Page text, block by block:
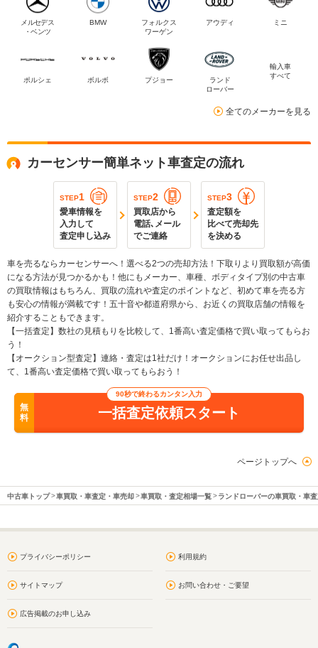
メルセデス
・ベンツ
BMW
フォルクス
ワーゲン
アウディ ミニ
ポルシェ ボルボ プジョー
ランド
ローバー
輸入車
すべて
全てのメーカーを見る
カーセンサー簡単ネット車査定の流れ
STEP1
愛車情報を
入力して
査定申し込み
STEP2
買取店から
電話､メール
でご連絡
STEP3
査定額を
比べて売却先
を決める
車を売るならカーセンサーへ！選べる2つの売却方法！下取りより買取額が高価
になる方法が見つかるかも！他にもメーカー、車種、ボディタイプ別の中古車
の買取情報はもちろん、買取の流れや査定のポイントなど、初めて車を売る方
も安心の情報が満載です！五十音や都道府県から、お近くの買取店舗の情報を
紹介することもできます。
【一括査定】数社の見積もりを比較して、1番高い査定価格で買い取ってもらお
う！
【オークション型査定】連絡・査定は1社だけ！オークションにお任せ出品し
て、1番高い査定価格で買い取ってもらおう！
無
料
90秒で終わるカンタン入力
一括査定依頼スタート
ページトップへ
中古車トップ 車買取・車査定・車売却 車買取・査定相場一覧 ランドローバーの車買取・車
プライバシーポリシー 利用規約
サイトマップ お問い合わせ・ご要望
広告掲載のお申し込み